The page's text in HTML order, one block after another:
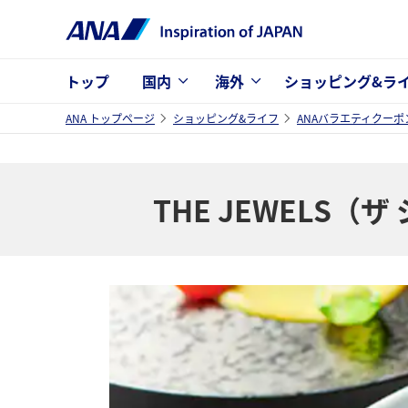
トップ 国内 海外 ショッピング&ラ
ANA トップページ ショッピング&ライフ ANAバラエティクーポ
THE JEWELS（ザ